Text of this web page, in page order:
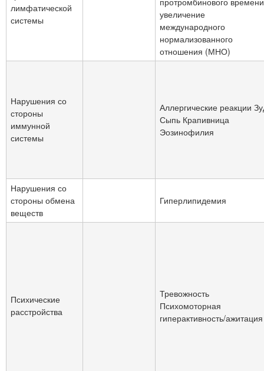
лимфатической
системы
увеличение
международного
нормализованного
отношения (МНО)
Нарушения со
стороны
иммунной
системы
Аллергические реакции
Сыпь Крапивница
Эозинофилия
Нарушения со
стороны обмена
веществ
Гиперлипидемия
Психические
расстройства
Тревожность
Психомоторная
гиперактивность/ажитация